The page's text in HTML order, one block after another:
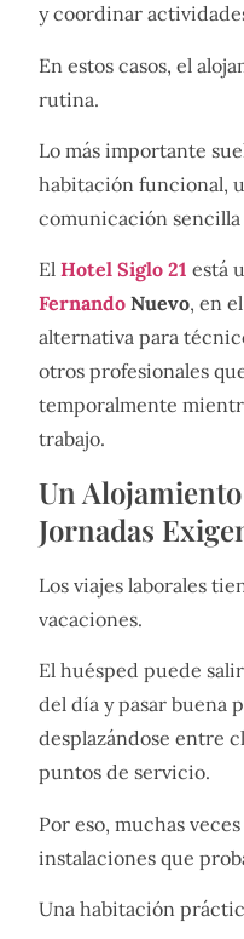
y coordinar
En estos casos, el
rutina.
Lo más importante
habitación funcional,
comunicación sencilla
El Hotel Siglo 21 está
Fernando Nuevo, en
alternativa para
otros profesionales
temporalmente
trabajo.
Un
Jornadas
Los viajes laborales
vacaciones.
El huésped puede
del día y pasar buena
desplazándose entre
puntos de servicio.
Por eso, muchas
instalaciones que
Una habitación